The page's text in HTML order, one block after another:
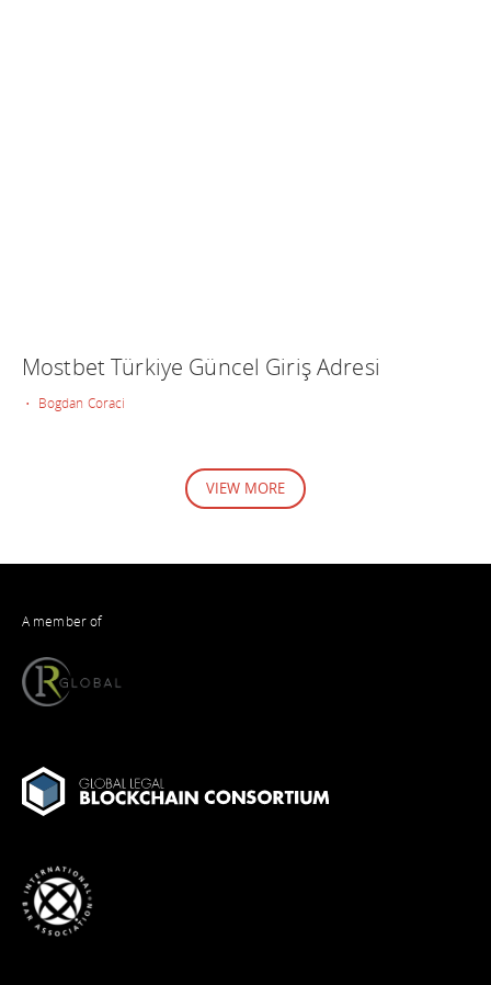
Mostbet Türkiye Güncel Giriş Adresi
• Bogdan Coraci
VIEW MORE
A member of